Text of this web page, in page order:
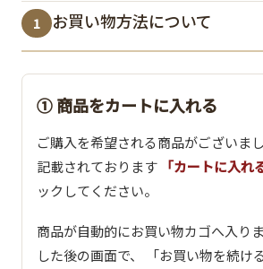
1 お買い物方法について
① 商品をカートに入れる
ご購入を希望される商品がございま
記載されております 「カートに入れ
ックしてください。
商品が自動的にお買い物カゴへ入り
した後の画面で、 「お買い物を続け